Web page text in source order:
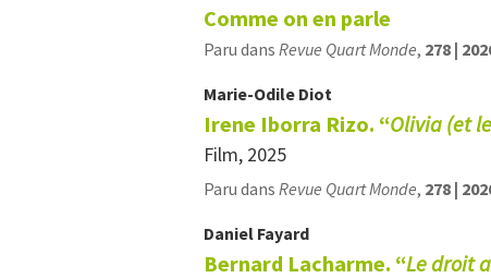
Comme on en parle
Paru dans Revue Quart Monde, 278 |
Marie-Odile Diot
Irene Iborra Rizo. “Olivia (et
Film, 2025
Paru dans Revue Quart Monde, 278 |
Daniel Fayard
Bernard Lacharme. “Le droit